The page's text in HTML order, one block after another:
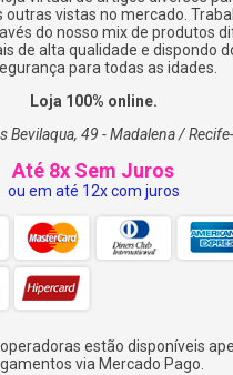
outras vistas no mercado.
do nosso mix de produtos
de alta qualidade e dispondo
para todas as idades.
Loja 100% online.
Bevilaqua, 49 - Madalena /
Até 8x Sem Juros
ou em até 12x com juros
estão disponíveis
via Mercado Pago.